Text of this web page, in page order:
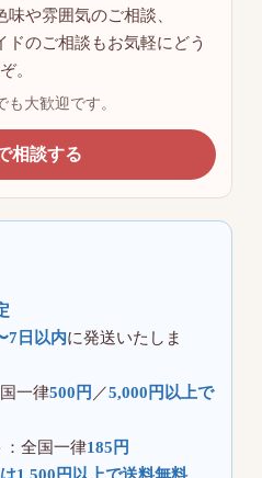
や雰囲気のご相談、
のご相談もお気軽にどう
ぞ。
も大歓迎です。
相談する
7日以内に発送いたしま
一律500円 ／5,000円以上で
：全国一律185円